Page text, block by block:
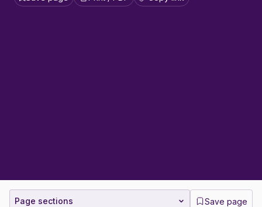
Page sections Save page